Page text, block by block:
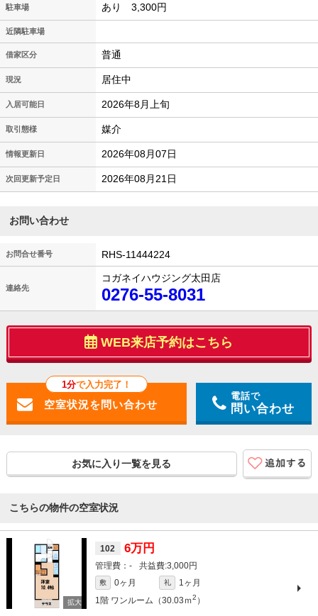
駐車場 あり 3,300円
近隣駐車場
借家区分 普通
現況 居住中
入居可能日 2026年8月上旬
取引態様 媒介
情報更新日 2026年08月07日
次回更新予定日 2026年08月21日
お問い合わせ
お問合せ番号 RHS-11444224
連絡先
コガネイハウジング太田店
0276-55-8031
WEB来店予約はこちら
1分で入力完了！
電話で
問い合わせ
お気に入り一覧を見る
こちらの物件の空室状況
102 6万円
- 3,000円
敷 0ヶ月 礼
1ヶ月
1階 ワンルーム（30.03ｍ2 ）